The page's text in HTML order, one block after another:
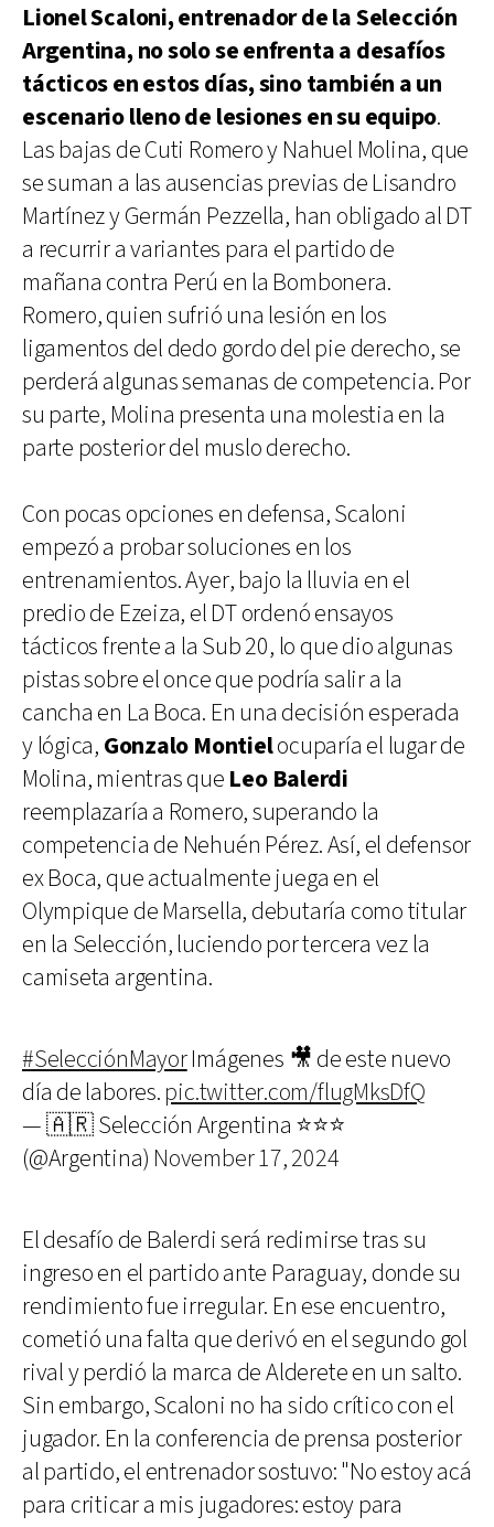
Lionel Scaloni, entrenador de la Selección
Argentina, no solo se enfrenta a desafíos
tácticos en estos días, sino también a un
escenario lleno de lesiones en su equipo.
Las bajas de Cuti Romero y Nahuel Molina, que
se suman a las ausencias previas de Lisandro
Martínez y Germán Pezzella, han obligado al DT
a recurrir a variantes para el partido de
mañana contra Perú en la Bombonera.
Romero, quien sufrió una lesión en los
ligamentos del dedo gordo del pie derecho, se
perderá algunas semanas de competencia. Por
su parte, Molina presenta una molestia en la
parte posterior del muslo derecho.
Con pocas opciones en defensa, Scaloni
empezó a probar soluciones en los
entrenamientos. Ayer, bajo la lluvia en el
predio de Ezeiza, el DT ordenó ensayos
tácticos frente a la Sub 20, lo que dio algunas
pistas sobre el once que podría salir a la
cancha en La Boca. En una decisión esperada
y lógica, Gonzalo Montielocuparía el lugar de
Molina, mientras que Leo Balerdi
reemplazaría a Romero, superando la
competencia de Nehuén Pérez. Así, el defensor
ex Boca, que actualmente juega en el
Olympique de Marsella, debutaría como titular
en la Selección, luciendo por tercera vez la
camiseta argentina.
#SelecciónMayorImágenes 🎥 de este nuevo
día de labores. pic.twitter.com/flugMksDfQ
— 🇦🇷 Selección Argentina ⭐⭐⭐
(@Argentina) November 17, 2024
El desafío de Balerdi será redimirse tras su
ingreso en el partido ante Paraguay, donde su
rendimiento fue irregular. En ese encuentro,
cometió una falta que derivó en el segundo gol
rival y perdió la marca de Alderete en un salto.
Sin embargo, Scaloni no ha sido crítico con el
jugador. En la conferencia de prensa posterior
al partido, el entrenador sostuvo: "No estoy acá
para criticar a mis jugadores: estoy para